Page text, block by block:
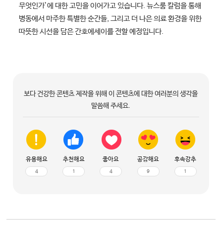
무엇인가’에 대한 고민을 이어가고 있습니다. 뉴스룸 칼럼을 통해
병동에서 마주한 특별한 순간들, 그리고 더 나은 의료 환경을 위한
따뜻한 시선을 담은 간호에세이를 전할 예정입니다.
보다 건강한 콘텐츠 제작을 위해 이 콘텐츠에 대한 여러분의 생각을
말씀해 주세요.
유용해요
4
추천해요
1
좋아요
4
공감해요
9
후속강추
1